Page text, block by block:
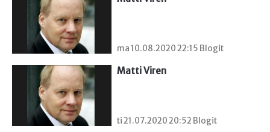
ma 10.08.2020 22:15 Blogit
Matti Viren
ti 21.07.2020 20:52 Blogit